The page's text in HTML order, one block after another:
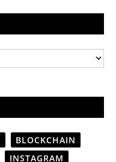
BLOCKCHAIN
INSTAGRAM